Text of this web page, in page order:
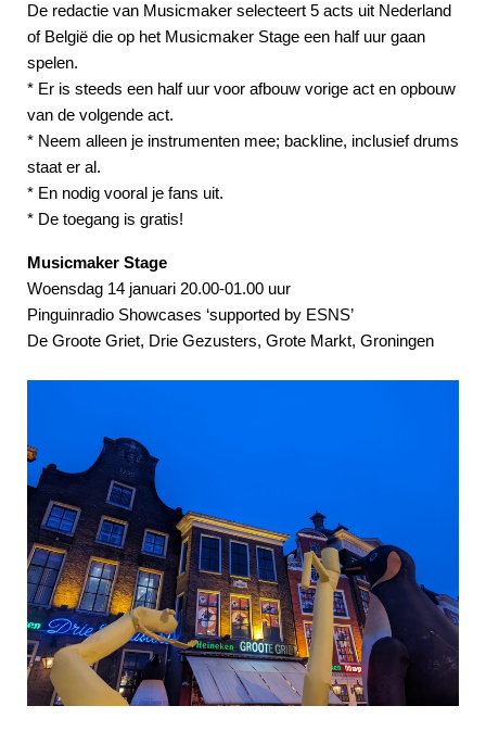
De redactie van Musicmaker selecteert 5 acts uit Nederland
of België die op het Musicmaker Stage een half uur gaan
spelen.
* Er is steeds een half uur voor afbouw vorige act en opbouw
van de volgende act.
* Neem alleen je instrumenten mee; backline, inclusief drums
staat er al.
* En nodig vooral je fans uit.
* De toegang is gratis!
Musicmaker Stage
Woensdag 14 januari 20.00-01.00 uur
Pinguinradio Showcases ‘supported by ESNS’
De Groote Griet, Drie Gezusters, Grote Markt, Groningen